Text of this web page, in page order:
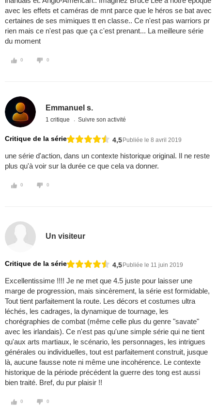
avec les effets et caméras de mnt parce que le héros se bat avec
certaines de ses mimiques tt en classe.. Ce n'est pas warriors pr
rien mais ce n'est pas que ça c'est prenant... La meilleure série
du moment
0 0
Emmanuel s.
1 critique Suivre son activité
Critique de la série 4,5 Publiée le 8 avril 2019
une série d'action, dans un contexte historique original. Il ne reste
plus qu'à voir sur la durée ce que cela va donner.
0 0
Un visiteur
Critique de la série 4,5 Publiée le 11 juin 2019
Excellentissime !!!! Je ne met que 4.5 juste pour laisser une
marge de progression, mais sincèrement, la série est formidable,
Tout tient parfaitement la route. Les décors et costumes ultra
léchés, les cadrages, la dynamique de tournage, les
chorégraphies de combat (même celle plus du genre "savate"
avec les irlandais). Ce n'est pas qu'une simple série qui ne tient
qu'aux arts martiaux, le scénario, les personnages, les intrigues
générales ou individuelles, tout est parfaitement construit, jusque
là, aucune fausse note ni même une incohérence. Le contexte
historique de la période précédent la guerre des tong est aussi
bien traité. Bref, du pur plaisir !!
0 0